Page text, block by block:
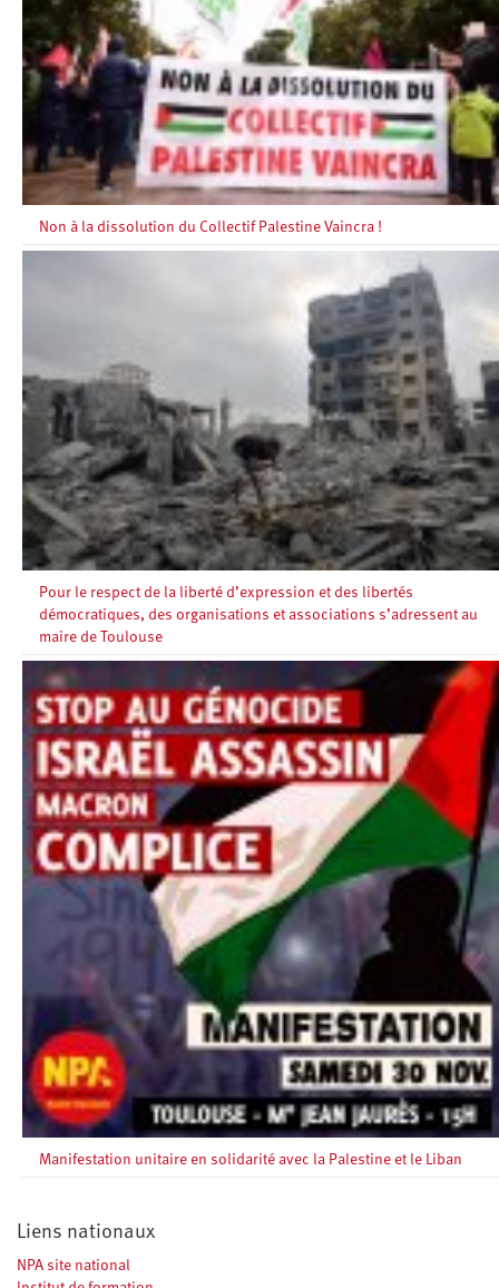
Non à la dissolution du Collectif Palestine Vaincra !
Pour le respect de la liberté d’expression et des libertés
démocratiques, des organisations et associations s’adressent au
maire de Toulouse
Manifestation unitaire en solidarité avec la Palestine et le Liban
Liens nationaux
NPA site national